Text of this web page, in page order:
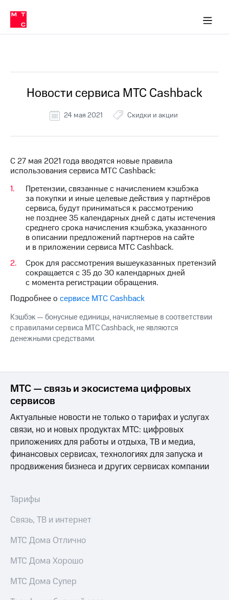
связь
Сервисы и подписки
30% на связь
кабинеты
Мобильная
и
Спутниковое
ТВ
Деньги
связь
Перенести
в МТС
Тарифы
Услуги
Семейная
группа
Заказать
SIM-
карту
Оформить
SIM-
для
иностранцев
Оформить
чистый
номер
Выбрать
красивый
карту
Перейти
eSIM
Для дома
Выберите
в МТС
Услуги
Роуминг
кабинет
Скачать
приложение
Мой
МТС
Акции
Скидка 30%
на связь
RED,
РИИЛ
и МТС
Супер
при
оплате
с карты
МТС
Выберите
и подключите
ТВ
с выгодным
тарифом
Тарифы
Интернет,
ТВ и телефон
кабинет
и
ТВ
Личный
кабинет
спутникового
Новости сервиса МТС Cashback
24 мая 2021 Скидки и акции
С 27 мая 2021 года вводятся новые правила
использования сервиса МТС Cashback:
Претензии, связанные с начислением кэшбэка
за покупки и иные целевые действия у партнёров
сервиса, будут приниматься к рассмотрению
не позднее 35 календарных дней с даты истечения
среднего срока начисления кэшбэка, указанного
в описании предложений партнеров на сайте
и в приложении сервиса МТС Cashback.
Срок для рассмотрения вышеуказанных претензий
сокращается с 35 до 30 календарных дней
с момента регистрации обращения.
Подробнее о сервисе МТС Cashback
Кэшбэк — бонусные единицы, начисляемые в соответствии
с правилами сервиса МТС Cashback, не являются
денежными средствами.
МТС — связь и экосистема цифровых
сервисов
Актуальные новости не только о тарифах и услугах
связи, но и новых продуктах МТС: цифровых
приложениях для работы и отдыха, ТВ и медиа,
финансовых сервисах, технологиях для запуска и
продвижения бизнеса и других сервисах компании
Тарифы
Связь, ТВ и интернет
МТС Дома Отлично
МТС Дома Хорошо
МТС Дома Супер